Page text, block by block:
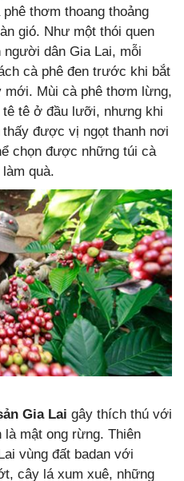
thơm thoang thoảng
gió. Như một thói quen
dân Gia Lai, mỗi
cà phê đen trước khi bắt
mới. Mùi cà phê thơm lừng,
tê ở đầu lưỡi, nhưng khi
được vị ngọt thanh nơi
chọn được những túi cà
quà.
Gia Lai gây thích thú với
là mật ong rừng. Thiên
vùng đất badan với
cây lá xum xuê, những